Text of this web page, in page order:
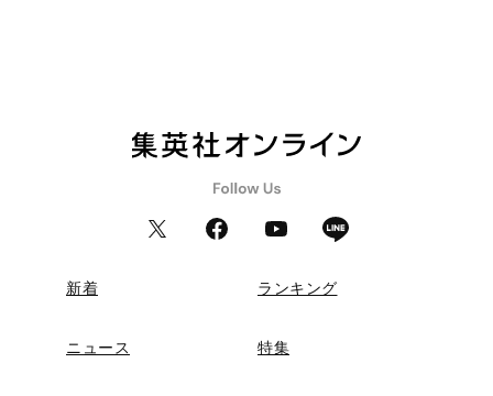
新着 ランキング
ニュース 特集